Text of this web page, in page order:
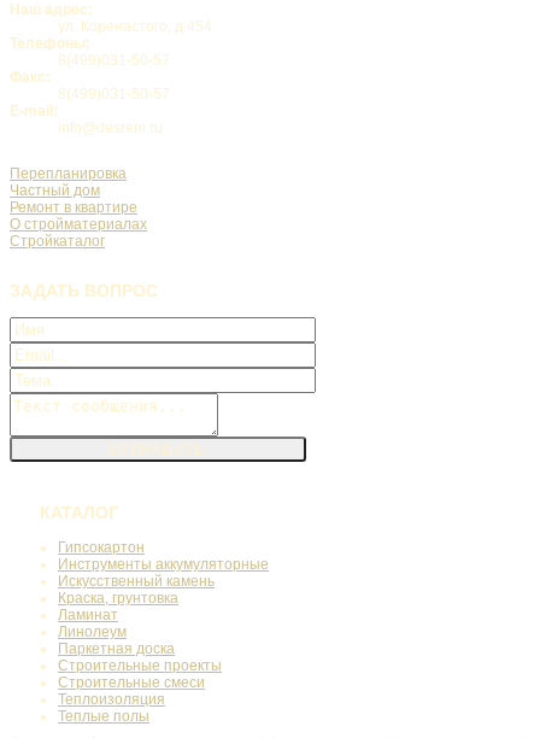
Наш адрес:
ул. Коренастого, д.454
Телефоны:
8(499)031-50-57
Факс:
8(499)031-50-57
E-mail:
info@desrem.ru
Перепланировка
Частный дом
Ремонт в квартире
О стройматериалах
Стройкаталог
ЗАДАТЬ ВОПРОС
КАТАЛОГ
Гипсокартон
Инструменты аккумуляторные
Искусственный камень
Краска, грунтовка
Ламинат
Линолеум
Паркетная доска
Строительные проекты
Строительные смеси
Теплоизоляция
Теплые полы